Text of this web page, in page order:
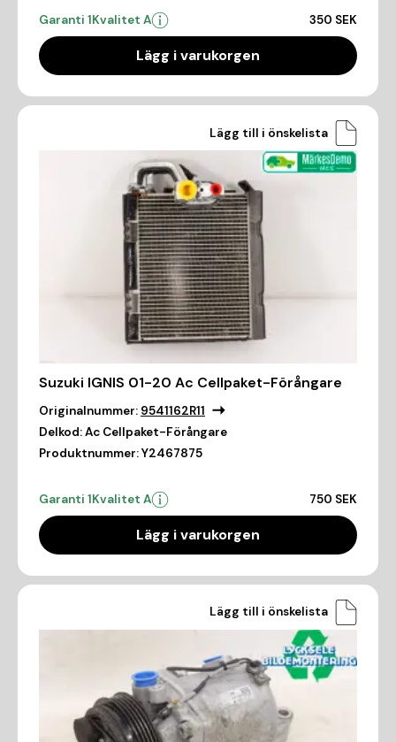
Garanti 1Kvalitet A 350 SEK
Lägg i varukorgen
Lägg till i önskelista
Suzuki IGNIS 01-20 Ac Cellpaket-Förångare
Originalnummer: 9541162R11
Delkod:Ac Cellpaket-Förångare
Produktnummer:Y2467875
Garanti 1Kvalitet A 750 SEK
Lägg i varukorgen
Lägg till i önskelista